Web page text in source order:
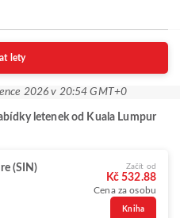
lety
2026 v 20:54 GMT+0
letenek od Kuala Lumpur
(SIN) Začít od
Kč 532.88
Cena za osobu
Kniha